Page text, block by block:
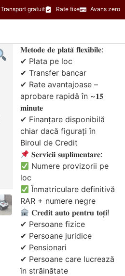
Transport gratuit Rate fixe Avans zero
𝐌𝐞𝐭𝐨𝐝𝐞 𝐝𝐞 𝐩𝐥𝐚𝐭𝐚̆ 𝐟𝐥𝐞𝐱𝐢𝐛𝐢𝐥𝐞:
✔ Plata pe loc
✔ Transfer bancar
✔ Rate avantajoase –
aprobare rapidă în ~𝟏𝟓
𝐦𝐢𝐧𝐮𝐭𝐞
✔ Finanțare disponibilă
chiar dacă figurați în
Biroul de Credit
𝐒𝐞𝐫𝐯𝐢𝐜𝐢𝐢 𝐬𝐮𝐩𝐥𝐢𝐦𝐞𝐧𝐭𝐚𝐫𝐞:
Numere provizorii pe
loc
Înmatriculare definitivă
RAR + numere negre
𝐂𝐫𝐞𝐝𝐢𝐭 𝐚𝐮𝐭𝐨 𝐩𝐞𝐧𝐭𝐫𝐮 𝐭𝐨𝐭̦𝐢!
✔ Persoane fizice
✔ Persoane juridice
✔ Pensionari
✔ Persoane care lucrează
în străinătate